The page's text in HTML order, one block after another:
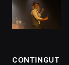
CONTINGUT